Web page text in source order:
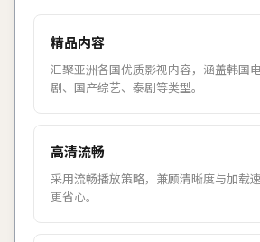
精品内容
汇聚亚洲各国优质影视内容，涵盖韩国
剧、国产综艺、泰剧等类型。
高清流畅
采用流畅播放策略，兼顾清晰度与加载
更省心。